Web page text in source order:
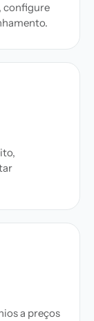
configure
a preços